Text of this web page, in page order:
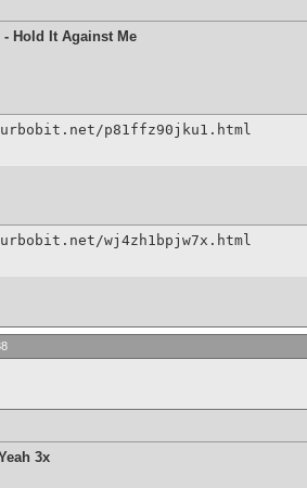
- Hold It Against Me
p81ffz90jku1.html
wj4zh1bpjw7x.html
3x